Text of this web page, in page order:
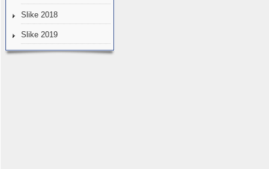
Slike 2018
Slike 2019